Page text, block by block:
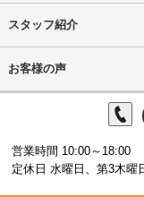
スタッフ紹介
お客様の声
営業時間 10:00～18:00
定休日 水曜日、第3木曜